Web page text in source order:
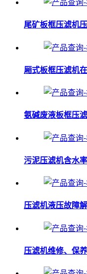
尾矿板框压滤机
厢式板框压滤机
氨碱废液板框压
污泥压滤机含水
压滤机液压故障
压滤机维修、保养